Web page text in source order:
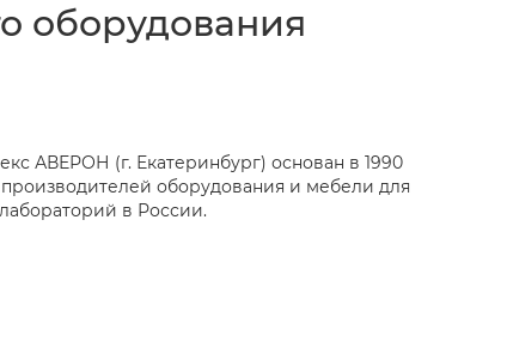
оборудования
АВЕРОН (г. Екатеринбург) основан в 1990
оборудования и мебели для
в России.